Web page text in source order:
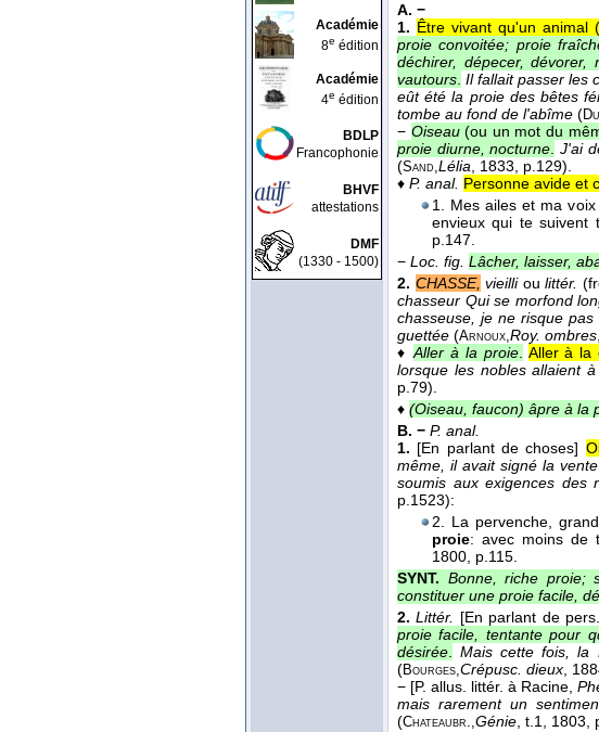
Académie
8e édition
Académie
4e édition
BDLP
Francophonie
BHVF
attestations
DMF
(1330 - 1500)
A. −
1. Être vivant qu'un animal
proie convoitée; proie
déchirer, dépecer,
vautours. Il fallait passer les
eût été la proie des bêtes
tombe au fond de l'abîme (
− Oiseau(ou un mot du
proie diurne, nocturne. J'ai
(Sand,Lélia, 1833, p.129).
♦ P. anal. Personne avide et
1. Mes ailes et ma
envieux qui te suivent
p.147.
− Loc. fig. Lâcher, laisser,
2. CHASSE, vieillioulittér.
chasseur Qui se morfond
chasseuse, je ne risque
guettée (Arnoux,Roy. ombres
♦Aller à la proie. Aller à la
lorsque les nobles allaient
p.79).
♦ (Oiseau, faucon) âpre à la
B. − P. anal.
1. [En parlant de choses]
même, il avait signé la
soumis aux exigences des
p.1523):
2. La pervenche,
proie: avec moins de
1800, p.115.
SYNT. Bonne, riche proie;
constituer une proie facile,
2. Littér. [En parlant de
proie facile, tentante pour
désirée. Mais cette fois, la
(Bourges,Crépusc. dieux,
− [P. allus. littér. à Racine,
mais rarement un
(Chateaubr.,Génie, t.1, 1803,